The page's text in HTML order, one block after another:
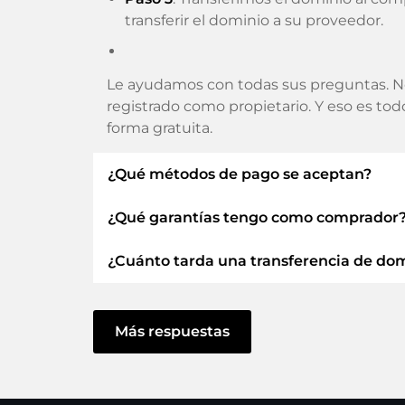
transferir el dominio a su proveedor.
Le ayudamos con todas sus preguntas.
registrado como propietario. Y eso es
forma gratuita.
¿Qué métodos de pago se aceptan?
Utilizamos SEPA como prepago y
¿Qué garantías tengo como
Siempre le garantizamos como
Dominio.
Recuperarás tudinero
¿Cuánto tarda una transferencia de
La transferencia de dominio a un nuevo
actúe sin demora y no haya problemas
Más respuestas